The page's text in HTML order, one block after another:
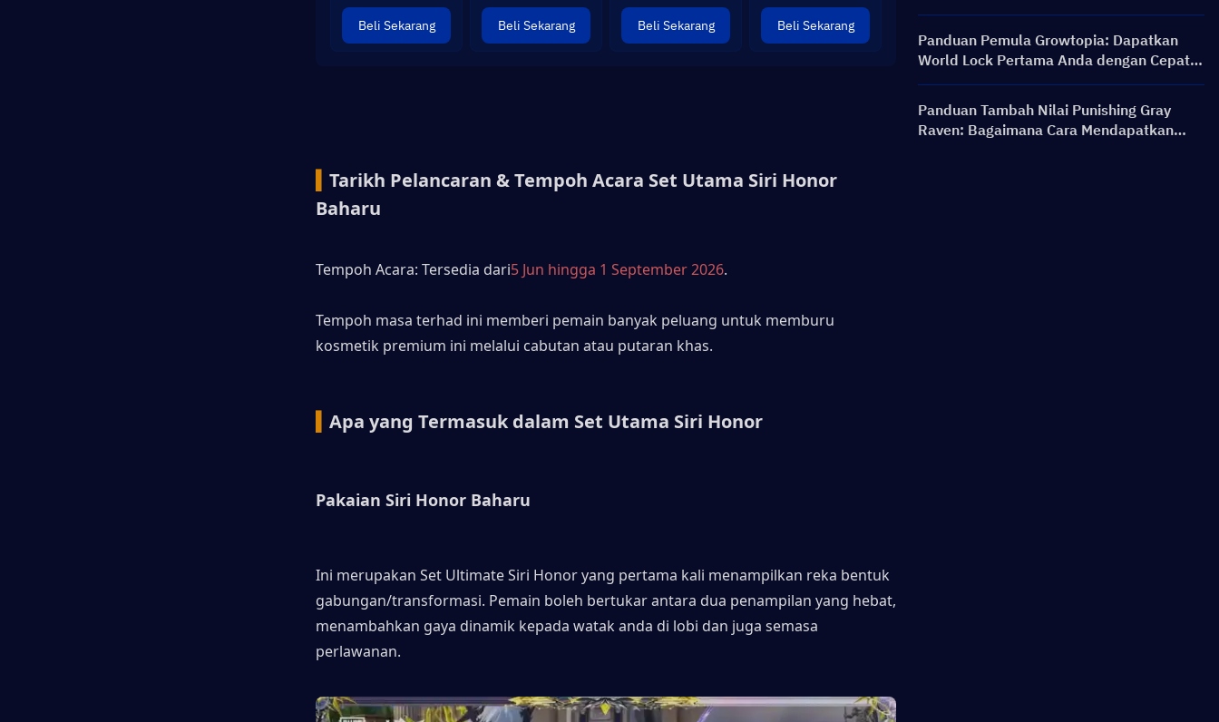
Beli Sekarang Beli Sekarang Beli Sekarang Beli Sekarang
Tarikh Pelancaran & Tempoh Acara Set Utama Siri Honor
Baharu
Tempoh Acara: Tersedia dari5 Jun hingga 1 September 2026.
Tempoh masa terhad ini memberi pemain banyak peluang untuk memburu
kosmetik premium ini melalui cabutan atau putaran khas.
Apa yang Termasuk dalam Set Utama Siri Honor
Pakaian Siri Honor Baharu
Ini merupakan Set Ultimate Siri Honor yang pertama kali menampilkan reka bentuk
gabungan/transformasi. Pemain boleh bertukar antara dua penampilan yang hebat,
menambahkan gaya dinamik kepada watak anda di lobi dan juga semasa
perlawanan.
Lebih Bijak dalam Kemas Kini Kedai
Musim 9.5
Panduan Pemula Growtopia: Dapatkan
World Lock Pertama Anda dengan Cepat &
Selamat
Panduan Tambah Nilai Punishing Gray
Raven: Bagaimana Cara Mendapatkan